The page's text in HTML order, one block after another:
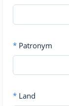
* Patronym
* Land